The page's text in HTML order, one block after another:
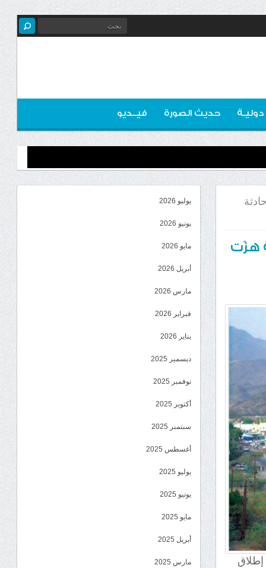
دوليـة حديث الصورة فيــديو
هزّت
يوليو 2026
يونيو 2026
مايو 2026
أبريل 2026
مارس 2026
فبراير 2026
يناير 2026
ديسمبر 2025
نوفمبر 2025
أكتوبر 2025
سبتمبر 2025
أغسطس 2025
يوليو 2025
يونيو 2025
مايو 2025
أبريل 2025
مارس 2025